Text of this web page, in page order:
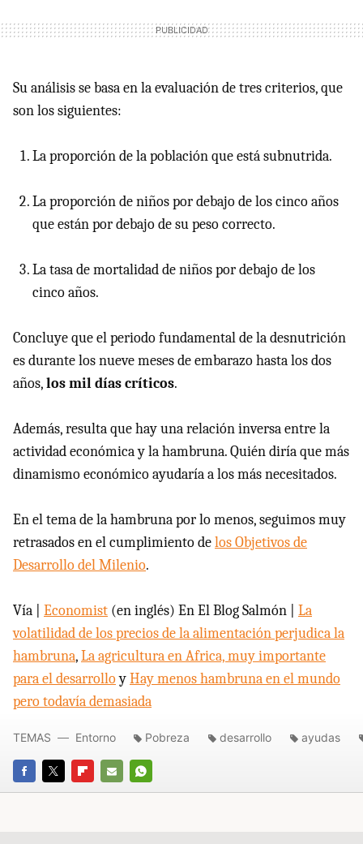
Su análisis se basa en la evaluación de tres criterios, que
son los siguientes:
La proporción de la población que está subnutrida.
La proporción de niños por debajo de los cinco años
que están por debajo de su peso correcto.
La tasa de mortalidad de niños por debajo de los
cinco años.
Concluye que el periodo fundamental de la desnutrición
es durante los nueve meses de embarazo hasta los dos
años,los mil días críticos.
Además, resulta que hay una relación inversa entre la
actividad económica y la hambruna. Quién diría que más
dinamismo económico ayudaría a los más necesitados.
En el tema de la hambruna por lo menos, seguimos muy
retrasados en el cumplimiento delos Objetivos de
Desarrollo del Milenio.
Vía | Economist (en inglés) En El Blog Salmón | La
volatilidad de los precios de la alimentación perjudica la
hambruna,La agricultura en Africa, muy importante
para el desarrolloyHay menos hambruna en el mundo
pero todavía demasiada
FACEBOOK
TWITTERFLIPBOARD
E-
WHATSAPP
TEMAS Entorno Pobreza desarrollo ayudas